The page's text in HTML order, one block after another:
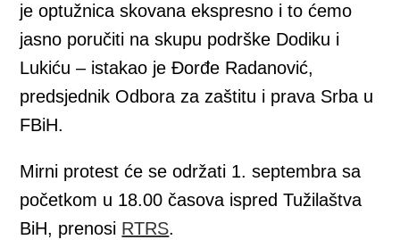
je optužnica skovana ekspresno i to ćemo
jasno poručiti na skupu podrške Dodiku i
Lukiću – istakao je Đorđe Radanović,
predsjednik Odbora za zaštitu i prava Srba u
FBiH.
Mirni protest će se održati 1. septembra sa
početkom u 18.00 časova ispred Tužilaštva
BiH, prenosi RTRS.